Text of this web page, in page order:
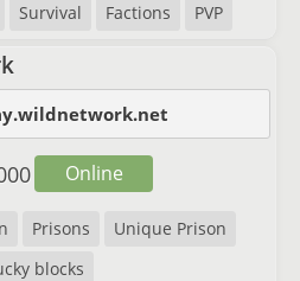
Survival Factions PVP
Prisons
Unique Prison
blocks
Online